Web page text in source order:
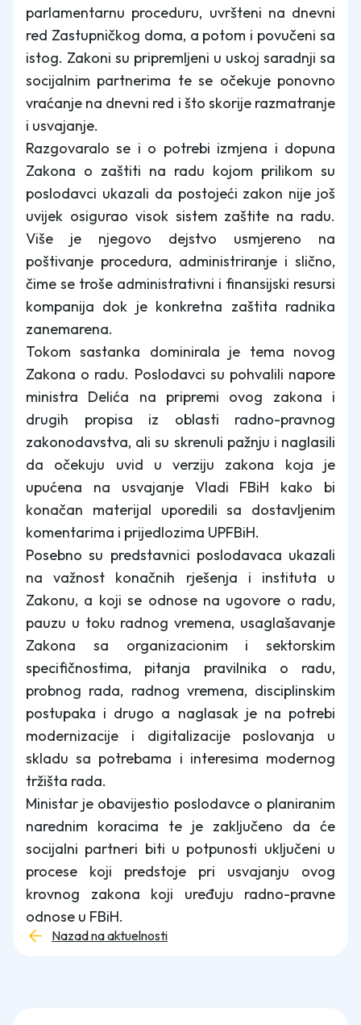
parlamentarnu proceduru, uvršteni na dnevni
red Zastupničkog doma, a potom i povučeni sa
istog. Zakoni su pripremljeni u uskoj saradnji sa
socijalnim partnerima te se očekuje ponovno
vraćanje na dnevni red i što skorije razmatranje
i usvajanje.
Razgovaralo se i o potrebi izmjena i dopuna
Zakona o zaštiti na radu kojom prilikom su
poslodavci ukazali da postojeći zakon nije još
uvijek osigurao visok sistem zaštite na radu.
Više je njegovo dejstvo usmjereno na
poštivanje procedura, administriranje i slično,
čime se troše administrativni i finansijski resursi
kompanija dok je konkretna zaštita radnika
zanemarena.
Tokom sastanka dominirala je tema novog
Zakona o radu. Poslodavci su pohvalili napore
ministra Delića na pripremi ovog zakona i
drugih propisa iz oblasti radno-pravnog
zakonodavstva, ali su skrenuli pažnju i naglasili
da očekuju uvid u verziju zakona koja je
upućena na usvajanje Vladi FBiH kako bi
konačan materijal uporedili sa dostavljenim
komentarima i prijedlozima UPFBiH.
Posebno su predstavnici poslodavaca ukazali
na važnost konačnih rješenja i instituta u
Zakonu, a koji se odnose na ugovore o radu,
pauzu u toku radnog vremena, usaglašavanje
Zakona sa organizacionim i sektorskim
specifičnostima, pitanja pravilnika o radu,
probnog rada, radnog vremena, disciplinskim
postupaka i drugo a naglasak je na potrebi
modernizacije i digitalizacije poslovanja u
skladu sa potrebama i interesima modernog
tržišta rada.
Ministar je obavijestio poslodavce o planiranim
narednim koracima te je zaključeno da će
socijalni partneri biti u potpunosti uključeni u
procese koji predstoje pri usvajanju ovog
krovnog zakona koji uređuju radno-pravne
odnose u FBiH.
Nazad na aktuelnosti